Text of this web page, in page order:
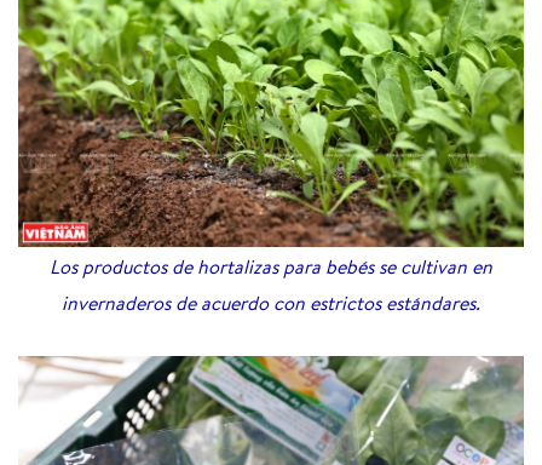
Los productos de hortalizas para bebés se cultivan en
invernaderos de acuerdo con estrictos estándares.